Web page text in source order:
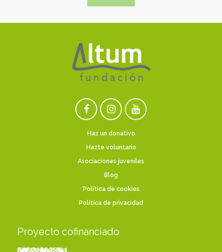
Haz un donativo
Hazte voluntario
Asociaciones juveniles
Blog
Política de cookies
Política de privacidad
Proyecto cofinanciado